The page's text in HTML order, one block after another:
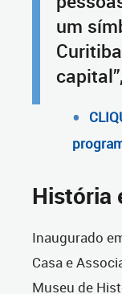
um
História
Inaugurado
Casa e
Museu de